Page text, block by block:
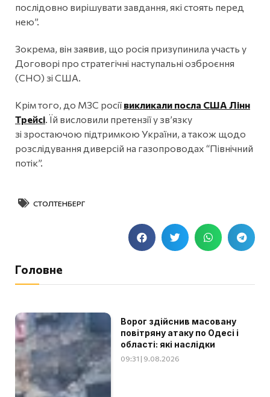
послідовно вирішувати завдання, які стоять перед
нею”.
Зокрема, він заявив, що росія призупинила участь у
Договорі про стратегічні наступальні озброєння
(СНО) зі США.
Крім того, до МЗС росії викликали посла США Лінн
Трейсі . Їй висловили претензії у зв’язку
зі зростаючою підтримкою України, а також щодо
розслідування диверсій на газопроводах “Північний
потік”.
СТОЛТЕНБЕРГ
Головне
Ворог здійснив масовану
повітряну атаку по Одесі і
області: які наслідки
09:31 | 9.08.2026